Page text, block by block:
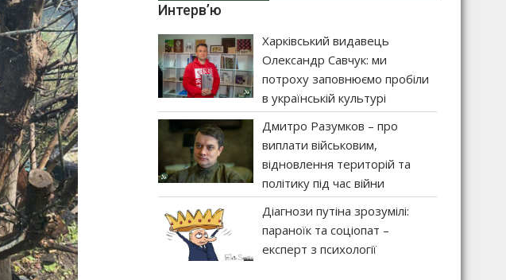
Интерв’ю
Харківський видавець
Олександр Савчук: ми
потроху заповнюємо пробіли
в українській культурі
Дмитро Разумков – про
виплати військовим,
відновлення територій та
політику під час війни
Діагнози путіна зрозумілі:
параноїк та соціопат –
експерт з психології